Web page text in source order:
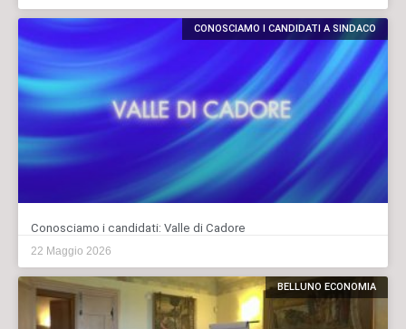
CONOSCIAMO I CANDIDATI A SINDACO
Conosciamo i candidati: Valle di Cadore
22 Maggio 2026
BELLUNO ECONOMIA